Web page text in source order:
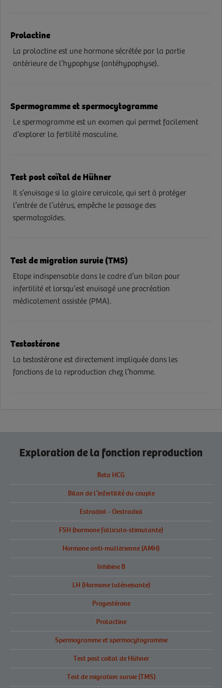
Prolactine
La prolactine est une hormone sécrétée par la partie
antérieure de l’hypophyse (antéhypophyse).
Spermogramme et spermocytogramme
Le spermogramme est un examen qui permet facilement
d’explorer la fertilité masculine.
Test post coïtal de Hühner
Il s’envisage si la glaire cervicale, qui sert à protéger
l’entrée de l’utérus, empêche le passage des
spermatozoïdes.
Test de migration survie (TMS)
Etape indispensable dans le cadre d’un bilan pour
infertilité et lorsqu’est envisagé une procréation
médicalement assistée (PMA).
Testostérone
La testostérone est directement impliquée dans les
fonctions de la reproduction chez l’homme.
Exploration de la fonction reproduction
Beta HCG
Bilan de l’infertilité du couple
Estradiol - Oestradiol
FSH (hormone folliculo-stimulante)
Hormone anti-mullërienne (AMH)
Inhibine B
LH (Hormone luténeisante)
Progestérone
Prolactine
Spermogramme et spermocytogramme
Test post coïtal de Hühner
Test de migration survie (TMS)